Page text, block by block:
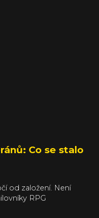
Co se stalo
od založení. Není
RPG